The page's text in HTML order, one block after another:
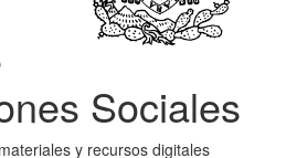
Sociales
y recursos digitales